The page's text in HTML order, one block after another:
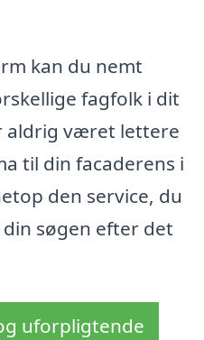
kan du nemt
fagfolk i dit
aldrig været lettere
til din facaderens i
den service, du
søgen efter det
uforpligtende